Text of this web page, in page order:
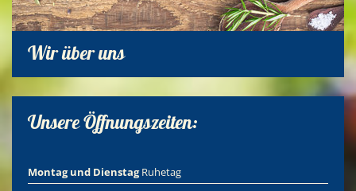
Wir über uns
Unsere Öffnungszeiten:
Montag und DienstagRuhetag